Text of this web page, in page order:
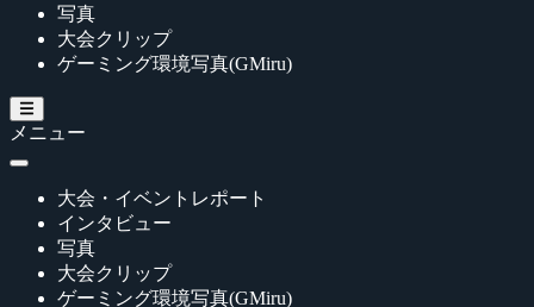
写真
大会クリップ
ゲーミング環境写真(GMiru)
メニュー
大会・イベントレポート
インタビュー
写真
大会クリップ
ゲーミング環境写真(GMiru)